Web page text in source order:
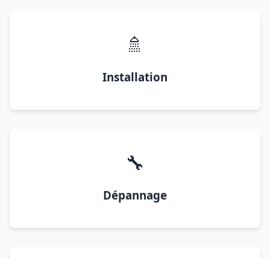
🚿
Installation
🔧
Dépannage